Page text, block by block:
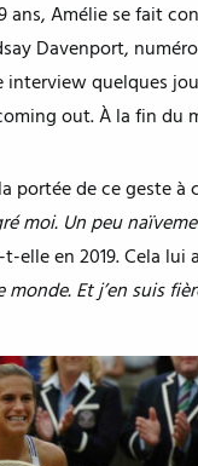
ans, Amélie se fait
Davenport,
interview quelques
out. À la fin du
portée de ce geste
moi. Un peu
t-elle en 2019. Cela lui
monde. Et j’en suis